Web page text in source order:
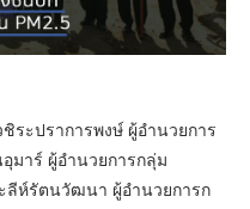
ระปราการพงษ์ ผู้อำนวยการ
มาร์ ผู้อำนวยการกลุ่ม
ลีห์รัตนวัฒนา ผู้อำนวยการก